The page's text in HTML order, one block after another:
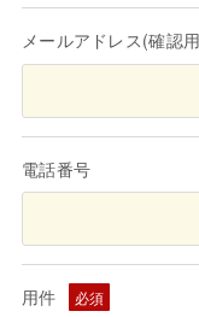
メールアドレス(確認
電話番号
用件 必須